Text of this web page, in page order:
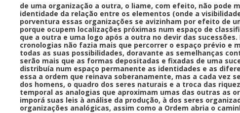
de uma organização a outra, o liame, com efeito, não pode
identidade da relação entre os elementos (onde a
porventura essas organizações se avizinham por efeito de
porque ocupem localizações próximas num espaço de
que a outra e uma logo após a outra no devir das
cronologias não fazia mais que percorrer o espaço prévio e
todas as suas possibilidades, doravante as semelhanças
serão mais que as formas depositadas e fixadas de uma
distribuía num espaço permanente as identidades e as
essa a ordem que reinava soberanamente, mas a cada
dos homens, o quadro dos seres naturais e a troca das
temporal as analogias que aproximam umas das outras as
imporá suas leis à análise da produção, à dos seres
organizações analógicas, assim como a Ordem abria o